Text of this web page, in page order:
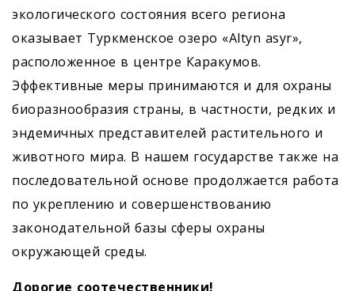
экологического состояния всего региона
оказывает Туркменское озеро «Altyn asyr»,
расположенное в центре Каракумов.
Эффективные меры принимаются и для охраны
биоразнообразия страны, в частности, редких и
эндемичных представителей растительного и
животного мира. В нашем государстве также на
последовательной основе продолжается работа
по укреплению и совершенствованию
законодательной базы сферы охраны
окружающей среды.
Дорогие соотечественники!